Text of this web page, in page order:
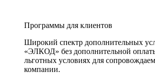
Программы для клиентов
Широкий спектр дополнительных
«ЭЛКОД» без дополнительной
льготных условиях для
компании.